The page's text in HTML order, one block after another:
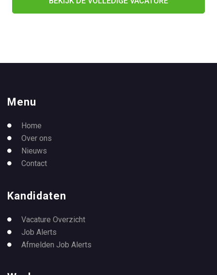
Menu
Home
Over ons
Nieuws
Contact
Kandidaten
Vacature Overzicht
Job Alerts
Afmelden Job Alerts